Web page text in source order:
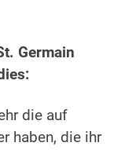
Germain
die auf
haben, die ihr